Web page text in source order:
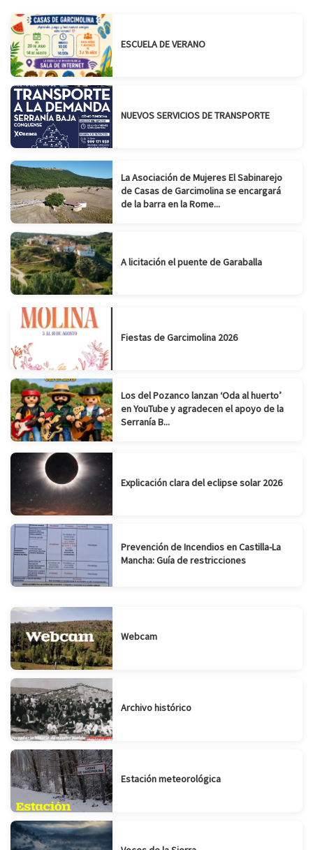
ESCUELA DE VERANO
NUEVOS SERVICIOS DE TRANSPORTE
La Asociación de Mujeres El Sabinarejo
de Casas de Garcimolina se encargará
de la barra en la Rome...
A licitación el puente de Garaballa
Fiestas de Garcimolina 2026
Los del Pozanco lanzan ‘Oda al huerto’
en YouTube y agradecen el apoyo de la
Serranía B...
Explicación clara del eclipse solar 2026
Prevención de Incendios en Castilla-La
Mancha: Guía de restricciones
Webcam
Archivo histórico
Estación meteorológica